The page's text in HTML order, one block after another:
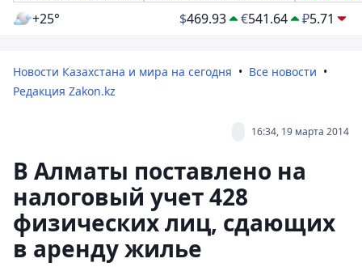
+25° $469.93 €541.64 ₽5.71
Новости Казахстана и мира на сегодня
Все новости
Редакция Zakon.kz
16:34, 19 марта 2014
В Алматы поставлено на
налоговый учет 428
физических лиц, сдающих
в аренду жилье